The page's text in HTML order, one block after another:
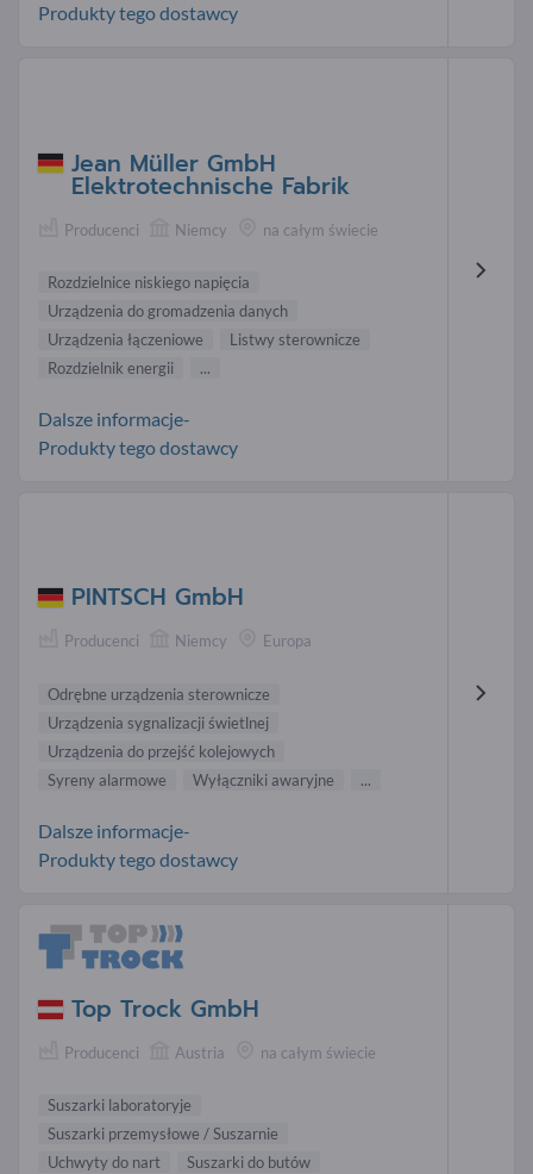
Produkty tego dostawcy
Jean Müller GmbH
Elektrotechnische Fabrik
Producenci Niemcy na całym świecie
Rozdzielnice niskiego napięcia
Urządzenia do gromadzenia danych
Urządzenia łączeniowe
Listwy sterownicze
Rozdzielnik energii
...
Dalsze informacje-
Produkty tego dostawcy
PINTSCH GmbH
Producenci Niemcy Europa
Odrębne urządzenia sterownicze
Urządzenia sygnalizacji świetlnej
Urządzenia do przejść kolejowych
Syreny alarmowe
Wyłączniki awaryjne ...
Dalsze informacje-
Produkty tego dostawcy
Top Trock GmbH
Producenci Austria na całym świecie
Suszarki laboratoryje
Suszarki przemysłowe / Suszarnie
Uchwyty do nart
Suszarki do butów